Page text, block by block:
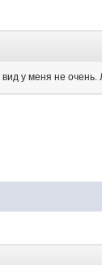
у меня не